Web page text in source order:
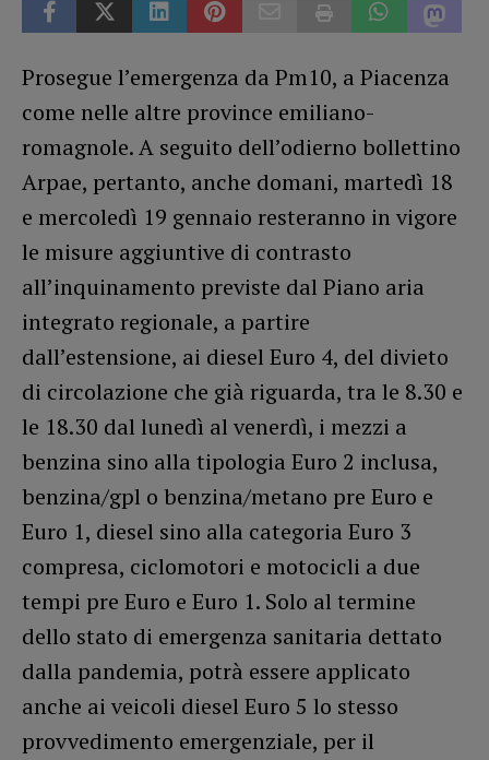
Prosegue l’emergenza da Pm10, a Piacenza
come nelle altre province emiliano-
romagnole. A seguito dell’odierno bollettino
Arpae, pertanto, anche domani, martedì 18
e mercoledì 19 gennaio resteranno in vigore
le misure aggiuntive di contrasto
all’inquinamento previste dal Piano aria
integrato regionale, a partire
dall’estensione, ai diesel Euro 4, del divieto
di circolazione che già riguarda, tra le 8.30 e
le 18.30 dal lunedì al venerdì, i mezzi a
benzina sino alla tipologia Euro 2 inclusa,
benzina/gpl o benzina/metano pre Euro e
Euro 1, diesel sino alla categoria Euro 3
compresa, ciclomotori e motocicli a due
tempi pre Euro e Euro 1. Solo al termine
dello stato di emergenza sanitaria dettato
dalla pandemia, potrà essere applicato
anche ai veicoli diesel Euro 5 lo stesso
provvedimento emergenziale, per il